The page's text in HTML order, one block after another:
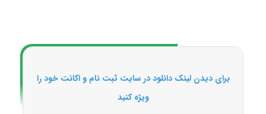
برای دیدن لینک دانلود در سایت ثبت نام و اکانت خود را
ویژه کنید